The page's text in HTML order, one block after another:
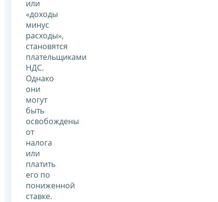
или
«доходы
минус
расходы»,
становятся
плательщиками
НДС.
Однако
они
могут
быть
освобождены
от
налога
или
платить
его по
пониженной
ставке.